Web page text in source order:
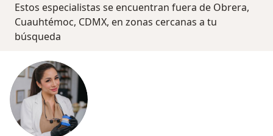
Estos especialistas se encuentran fuera de Obrera,
Cuauhtémoc, CDMX, en zonas cercanas a tu
búsqueda